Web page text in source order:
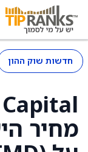
חדשות שוק ההון
מחיר